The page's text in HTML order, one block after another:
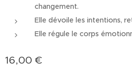
changement.
Elle dévoile les intentions,
Elle régule le corps
16,00 €